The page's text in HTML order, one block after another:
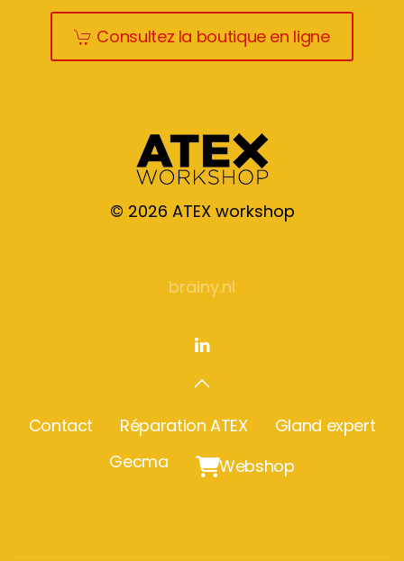
Consultez la boutique en ligne
© 2026 ATEX workshop
brainy.nl
Contact Réparation ATEX
Gland expert
Gecma
Webshop